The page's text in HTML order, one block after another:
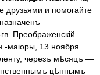
друзьями и помогайте
Преображенскій
маіоры, 13 ноября
черезъ мѣсяцъ —
цѣннымъ